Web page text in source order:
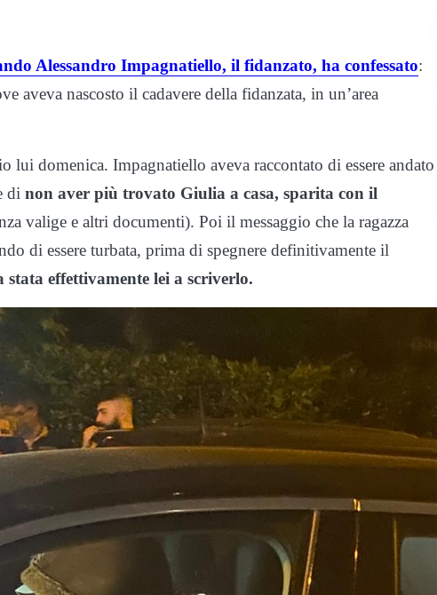
Alessandro Impagnatiello, il fidanzato, ha confessato:
aveva nascosto il cadavere della fidanzata, in un’area
lui domenica. Impagnatiello aveva raccontato di essere andato
di non aver più trovato Giulia a casa, sparita con il
valige e altri documenti). Poi il messaggio che la ragazza
di essere turbata, prima di spegnere definitivamente il
stata effettivamente lei a scriverlo.